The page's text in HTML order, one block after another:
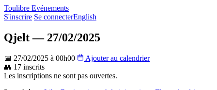
Toulibre Evénements
S'inscrire Se connecterEnglish
Qjelt — 27/02/2025
📅 27/02/2025 à 00h00
Ajouter au calendrier
👥 17 inscrits
Les inscriptions ne sont pas ouvertes.